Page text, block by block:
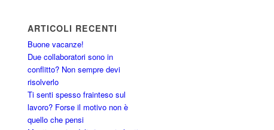
ARTICOLI RECENTI
Buone vacanze!
Due collaboratori sono in
conflitto? Non sempre devi
risolverlo
Ti senti spesso frainteso sul
lavoro? Forse il motivo non è
quello che pensi